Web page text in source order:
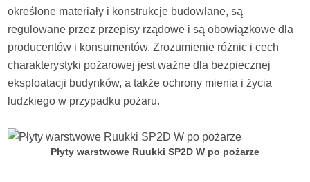
określone materiały i konstrukcje budowlane, są
regulowane przez przepisy rządowe i są obowiązkowe dla
producentów i konsumentów. Zrozumienie różnic i cech
charakterystyki pożarowej jest ważne dla bezpiecznej
eksploatacji budynków, a także ochrony mienia i życia
ludzkiego w przypadku pożaru.
Płyty warstwowe Ruukki SP2D W po pożarze